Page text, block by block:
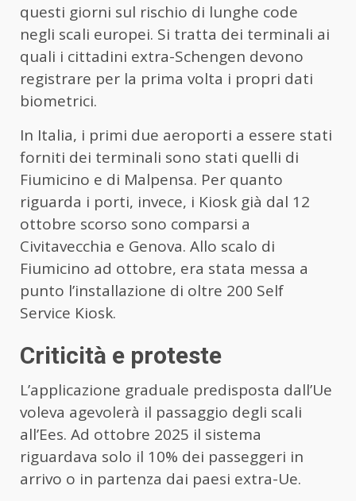
questi giorni sul rischio di lunghe code
negli scali europei. Si tratta dei terminali ai
quali i cittadini extra-Schengen devono
registrare per la prima volta i propri dati
biometrici.
In Italia, i primi due aeroporti a essere stati
forniti dei terminali sono stati quelli di
Fiumicino e di Malpensa. Per quanto
riguarda i porti, invece, i Kiosk già dal 12
ottobre scorso sono comparsi a
Civitavecchia e Genova. Allo scalo di
Fiumicino ad ottobre, era stata messa a
punto l’installazione di oltre 200 Self
Service Kiosk.
Criticità e proteste
L’applicazione graduale predisposta dall’Ue
voleva agevolerà il passaggio degli scali
all’Ees. Ad ottobre 2025 il sistema
riguardava solo il 10% dei passeggeri in
arrivo o in partenza dai paesi extra-Ue.